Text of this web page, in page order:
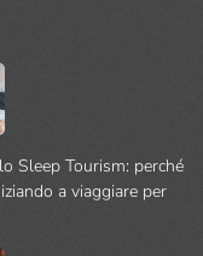
lo Sleep Tourism: perché
a viaggiare per